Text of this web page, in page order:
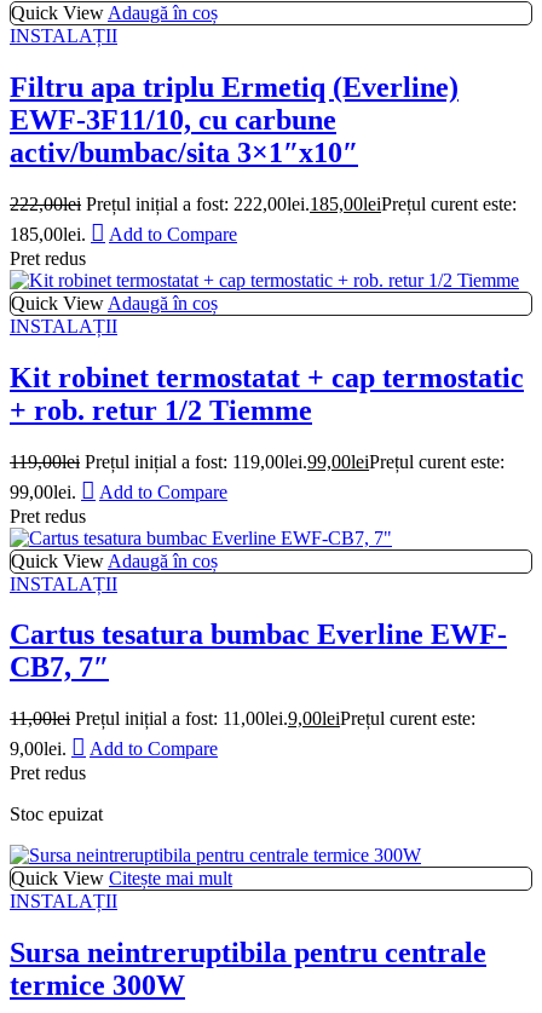
Quick View Adaugă în coș
INSTALAȚII
Filtru apa triplu Ermetiq (Everline)
EWF-3F11/10, cu carbune
activ/bumbac/sita 3×1″x10″
222,00lei Prețul inițial a fost: 222,00lei.185,00leiPrețul curent este:
185,00lei.
Add to Compare
Pret redus
Quick View Adaugă în coș
INSTALAȚII
Kit robinet termostatat + cap termostatic
+ rob. retur 1/2 Tiemme
119,00lei Prețul inițial a fost: 119,00lei.99,00leiPrețul curent este:
99,00lei.
Add to Compare
Pret redus
Quick View Adaugă în coș
INSTALAȚII
Cartus tesatura bumbac Everline EWF-
CB7, 7″
11,00lei Prețul inițial a fost: 11,00lei.9,00leiPrețul curent este:
9,00lei.
Add to Compare
Pret redus
Stoc epuizat
Quick View Citește mai mult
INSTALAȚII
Sursa neintreruptibila pentru centrale
termice 300W